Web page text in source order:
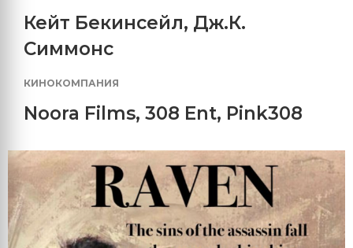
Кейт Бекинсейл, Дж.К.
Симмонс
КИНОКОМПАНИЯ
Noora Films, 308 Ent, Pink308